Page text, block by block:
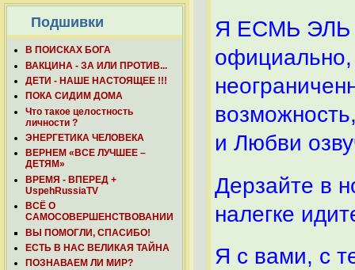
Подшивки
В ПОИСКАХ БОГА
ВАКЦИНА - ЗА ИЛИ ПРОТИВ...
ДЕТИ - НАШЕ НАСТОЯЩЕЕ !!!
ПОКА СИДИМ ДОМА
Что такое целостность
личности ?
ЭНЕРГЕТИКА ЧЕЛОВЕКА
ВЕРНЕМ «ВСЕ ЛУЧШЕЕ –
ДЕТЯМ»
ВРЕМЯ - ВПЕРЕД +
UspehRussiaTV
ВСЁ О
САМОСОВЕРШЕНСТВОВАНИИ
ВЫ ПОМОГЛИ, СПАСИБО!
ЕСТЬ В НАС ВЕЛИКАЯ ТАЙНА
ПОЗНАВАЕМ ЛИ МИР?
Я ЕСМЬ ЭЛЬ
и Любви
Дерзайте в
налегке
Я с вами, с